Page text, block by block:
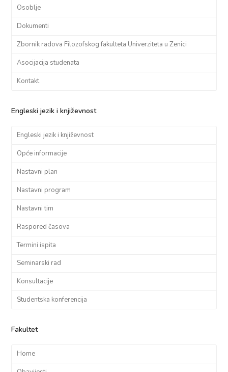
Osoblje
Dokumenti
Zbornik radova Filozofskog fakulteta Univerziteta u Zenici
Asocijacija studenata
Kontakt
Engleski jezik i književnost
Engleski jezik i književnost
Opće informacije
Nastavni plan
Nastavni program
Nastavni tim
Raspored časova
Termini ispita
Seminarski rad
Konsultacije
Studentska konferencija
Fakultet
Home